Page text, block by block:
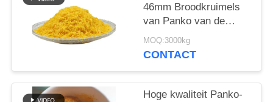
46mm Broodkruimels
van Panko van de
Naaldvorm Gele
MOQ:3000kg
CONTACT
Hoge kwaliteit Panko-